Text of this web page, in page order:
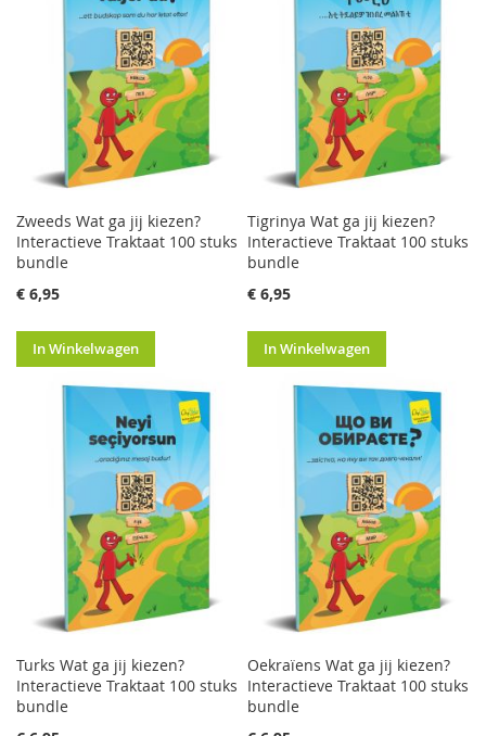
Zweeds Wat ga jij kiezen?
Interactieve Traktaat 100 stuks
bundle
€ 6,95
In Winkelwagen
Tigrinya Wat ga jij kiezen?
Interactieve Traktaat 100 stuks
bundle
€ 6,95
In Winkelwagen
Turks Wat ga jij kiezen?
Interactieve Traktaat 100 stuks
bundle
Oekraïens Wat ga jij kiezen?
Interactieve Traktaat 100 stuks
bundle